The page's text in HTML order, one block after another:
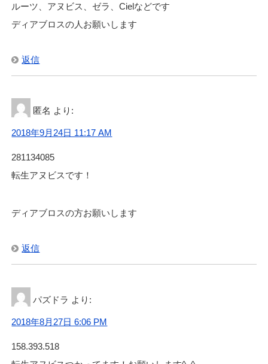
ルーツ、アヌビス、ゼラ、Cielなどです
ディアブロスの人お願いします
返信
匿名 より:
2018年9月24日 11:17 AM
281134085
転生アヌビスです！
ディアブロスの方お願いします
返信
パズドラ より:
2018年8月27日 6:06 PM
158.393.518